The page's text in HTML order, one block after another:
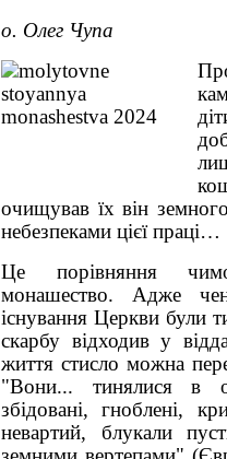
о. Олег Чупа
очищував їх він
небезпеками цієї праці…
Це порівняння
монашество. Адже
існування Церкви були
скарбу відходив у
життя стисло можна
"Вони... тинялися в
збідовані, гноблені,
невартий, блукали